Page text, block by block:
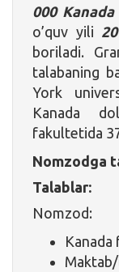
000
o’quv yili
boriladi.
talabaning
York
Kanada
fakultetida
Nomzodga
Talablar:
Nomzod:
Kanada